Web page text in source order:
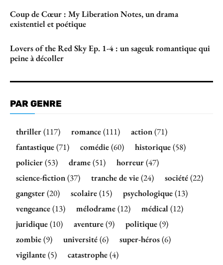
Coup de Cœur : My Liberation Notes, un drama
existentiel et poétique
Lovers of the Red Sky Ep. 1-4 : un sageuk romantique qui
peine à décoller
PAR GENRE
thriller(117) romance(111) action(71)
fantastique(71) comédie(60) historique(58)
policier(53) drame(51) horreur(47)
science-fiction(37) tranche de vie(24) société(22)
gangster(20) scolaire(15) psychologique(13)
vengeance(13) mélodrame(12) médical(12)
juridique(10) aventure(9) politique(9)
zombie(9) université(6) super-héros(6)
vigilante(5) catastrophe(4)